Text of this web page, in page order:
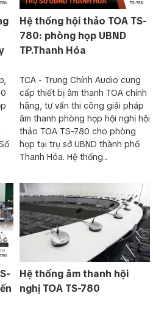
những phòng họp lớn với thiết bị
họp vừa và nhỏ.Hệ thống
được cài đặt dễ dàng và nhanh
chủ tịch hoặc máy đại biểu vào
một cách phù hợp. Tùy yêu
và máy đại biểu có thể lắp xa
có thể kết nối lên tới 64 máy (máy
và có thể mở rộng lên đến 128
01 bộ trung tâm) hoặc 192 máy
02 bộ trung tâm).
được tối ưu hóa và loa tích
nút TALK ngay mặt trước dễ
biểu và đồng thời loa tích hợp
thiểu âm thanh vọng vào Micro. Hệ
này cho phép lựa chọn 1, 2, 3
hoạt động đồng thời, (với hệ
bao gồm cả máy chủ tịch.
– ngắt ngang phát biểu – tại
hành cuộc họp được diễn ra
trên Toa TS-780 giúp việc lưu
Hệ thống hội thảo TOA TS-
780: phòng họp UBND
TP.Thanh Hóa
TCA - Trung Chính Audio cung
cấp thiết bị âm thanh TOA chính
hãng, tư vấn thi công giải pháp
âm thanh phòng họp hội nghị hội
thảo TOA TS-780 cho phòng
họp tại trụ sở UBND thành phố
Thanh Hóa. Hệ thống...
Hệ thống âm thanh hội
nghị TOA TS-780